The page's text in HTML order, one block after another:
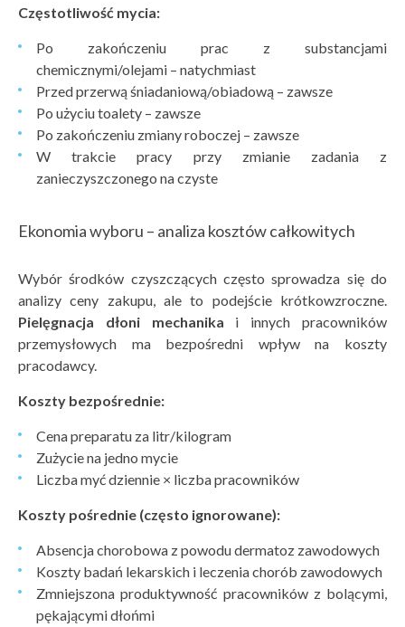
Częstotliwość mycia:
Po zakończeniu prac z substancjami
chemicznymi/olejami – natychmiast
Przed przerwą śniadaniową/obiadową – zawsze
Po użyciu toalety – zawsze
Po zakończeniu zmiany roboczej – zawsze
W trakcie pracy przy zmianie zadania z
zanieczyszczonego na czyste
Ekonomia wyboru – analiza kosztów całkowitych
Wybór środków czyszczących często sprowadza się do
analizy ceny zakupu, ale to podejście krótkowzroczne.
Pielęgnacja dłoni mechanika i innych pracowników
przemysłowych ma bezpośredni wpływ na koszty
pracodawcy.
Koszty bezpośrednie:
Cena preparatu za litr/kilogram
Zużycie na jedno mycie
Liczba myć dziennie × liczba pracowników
Koszty pośrednie (często ignorowane):
Absencja chorobowa z powodu dermatoz zawodowych
Koszty badań lekarskich i leczenia chorób zawodowych
Zmniejszona produktywność pracowników z bolącymi,
pękającymi dłońmi